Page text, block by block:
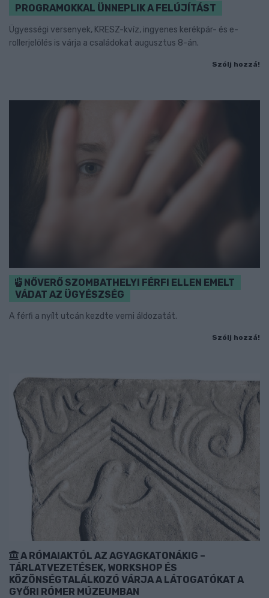
PROGRAMOKKAL ÜNNEPLIK A FELÚJÍTÁST
Ügyességi versenyek, KRESZ-kvíz, ingyenes kerékpár- és e-
rollerjelölés is várja a családokat augusztus 8-án.
Szólj hozzá!
NŐVERŐ SZOMBATHELYI FÉRFI ELLEN EMELT
VÁDAT AZ ÜGYÉSZSÉG
A férfi a nyílt utcán kezdte verni áldozatát.
Szólj hozzá!
A RÓMAIAKTÓL AZ AGYAGKATONÁKIG –
TÁRLATVEZETÉSEK, WORKSHOP ÉS
KÖZÖNSÉGTALÁLKOZÓ VÁRJA A LÁTOGATÓKAT A
GYŐRI RÓMER MÚZEUMBAN